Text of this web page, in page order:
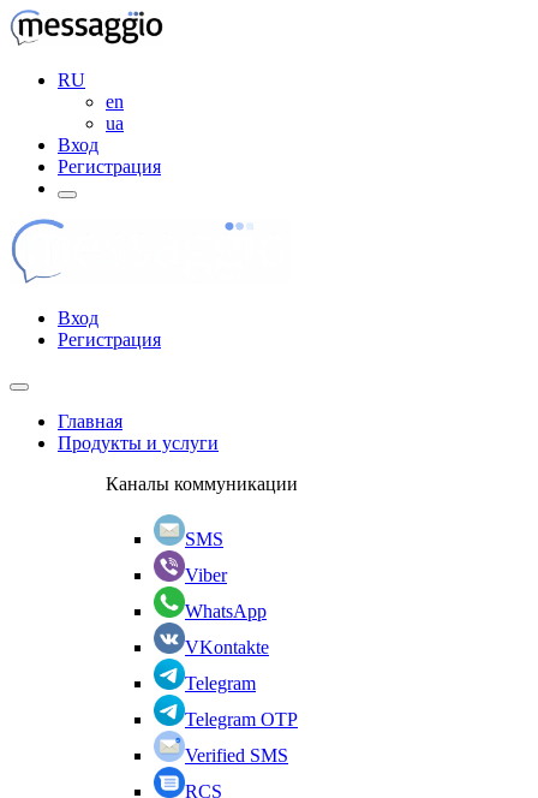
RU
en
ua
Вход
Регистрация
Вход
Регистрация
Главная
Продукты и услуги
Каналы коммуникации
SMS
Viber
WhatsApp
VKontakte
Telegram
Telegram OTP
Verified SMS
RCS